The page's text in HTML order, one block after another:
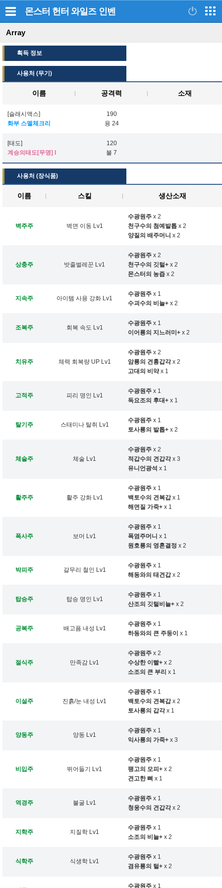
몬스터 헌터 와일즈 인벤
Array
획득 정보
사용처 (무기)
이름 공격력 소재
[슬래시액스]
화부 스멜체크리
190
용 24
[태도]
계승의태도[무명] I
120
불 7
사용처 (장식품)
이름 스킬 생산소재
벽주주 벽면 이동 Lv1
수광원주 x 2
천구수의 첨예발톱 x 2
양질의 배주머니 x 2
상충주 밧줄벌레꾼 Lv1
수광원주 x 2
천구수의 깃털+ x 2
몬스터의 농즙 x 2
지속주 아이템 사용 강화 Lv1
수광원주 x 1
수괴수의 비늘+ x 2
조복주 회복 속도 Lv1
수광원주 x 1
이어룡의 지느러미+ x 2
치유주 체력 회복량 UP Lv1
수광원주 x 2
암룡의 견흉갑각x 2
고대의 비약x 1
고적주 피리 명인 Lv1
수광원주 x 1
독요조의 후대+ x 1
탈기주 스태미나 탈취 Lv1
수광원주 x 1
토사룡의 발톱+ x 2
체술주 체술 Lv1
수광원주 x 2
적갑수의 견갑각x 3
유니언광석 x 1
활주주 활주 강화 Lv1
수광원주 x 1
백토수의 견복갑x 1
해면질 가죽+ x 1
폭사주 보머 Lv1
수광원주 x 1
폭염주머니 x 1
원호룡의 영혼결정 x 2
박피주 갈무리 철인 Lv1
수광원주 x 1
해동와의 태견갑x 2
탑승주 탑승 명인 Lv1
수광원주 x 1
산조의 깃털비늘+ x 2
공복주 배고픔 내성 Lv1
수광원주 x 1
하동와의 큰 주둥이 x 1
절식주 만족감 Lv1
수광원주 x 2
수상한 이빨+ x 2
소조의 큰 부리 x 1
이설주 진흙/눈 내성 Lv1
수광원주 x 1
백토수의 견복갑x 2
토사룡의 갑각x 1
양동주 양동 Lv1
수광원주 x 1
익사룡의 가죽+ x 3
비입주 뛰어들기 Lv1
수광원주 x 1
팽고의 모피+ x 2
견고한 뼈 x 1
역경주 불굴 Lv1
수광원주 x 1
청웅수의 견갑각x 2
지학주 지질학 Lv1
수광원주 x 1
소조의 비늘+ x 2
식학주 식생학 Lv1
수광원주 x 1
겸유룡의 털+ x 2
수광원주 x 1